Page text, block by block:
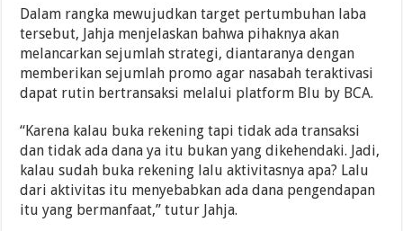
Dalam rangka mewujudkan target pertumbuhan laba
tersebut, Jahja menjelaskan bahwa pihaknya akan
melancarkan sejumlah strategi, diantaranya dengan
memberikan sejumlah promo agar nasabah teraktivasi
dapat rutin bertransaksi melalui platform Blu by BCA.
“Karena kalau buka rekening tapi tidak ada transaksi
dan tidak ada dana ya itu bukan yang dikehendaki. Jadi,
kalau sudah buka rekening lalu aktivitasnya apa? Lalu
dari aktivitas itu menyebabkan ada dana pengendapan
itu yang bermanfaat,” tutur Jahja.